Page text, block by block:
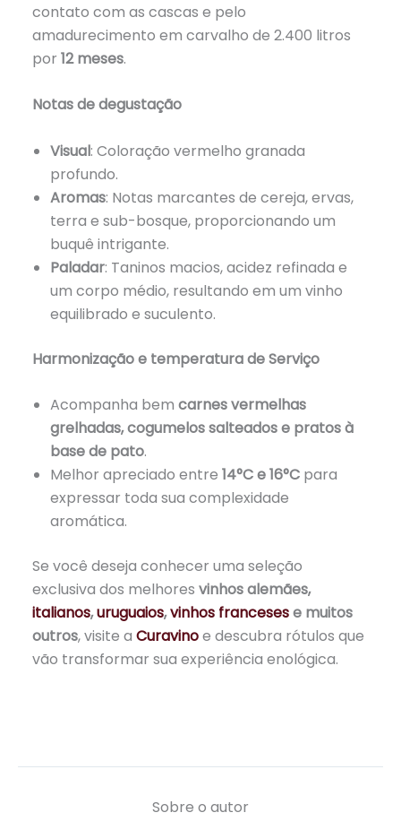
contato com as cascas e pelo
amadurecimento em carvalho de 2.400 litros
por 12 meses.
Notas de degustação
Visual: Coloração vermelho granada
profundo.
Aromas: Notas marcantes de cereja, ervas,
terra e sub-bosque, proporcionando um
buquê intrigante.
Paladar: Taninos macios, acidez refinada e
um corpo médio, resultando em um vinho
equilibrado e suculento.
Harmonização e temperatura de Serviço
Acompanha bem carnes vermelhas
grelhadas, cogumelos salteados e pratos à
base de pato.
Melhor apreciado entre 14°C e 16°C para
expressar toda sua complexidade
aromática.
Se você deseja conhecer uma seleção
exclusiva dos melhores vinhos alemães,
italianos,uruguaios,vinhos francesese muitos
outros, visite a Curavinoe descubra rótulos que
vão transformar sua experiência enológica.
Sobre o autor